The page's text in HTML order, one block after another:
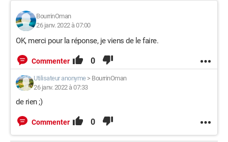
BourrinOman
26 janv. 2022 à 07:00
OK, merci pour la réponse, je viens de le faire.
Commenter 0
Utilisateur anonyme> BourrinOman
26 janv. 2022 à 07:33
de rien ;)
Commenter 0